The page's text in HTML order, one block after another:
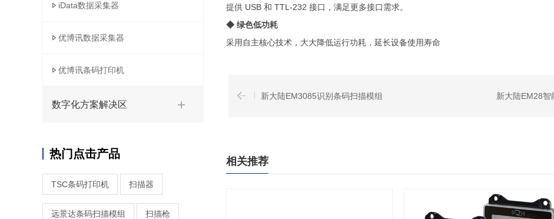
iData数据采集器
优博讯数据采集器
优博讯条码打印机
数字化方案解决区
热门点击产品
TSC条码打印机 扫描器
远景达条码扫描模组 扫描枪
提供 USB 和 TTL-232 接口，满足更多接口需求。
◆ 绿色低功耗
采用自主核心技术，大大降低运行功耗，延长设备使用寿命
新大陆EM3085识别条码扫描模组 新大陆EM28智
相关推荐